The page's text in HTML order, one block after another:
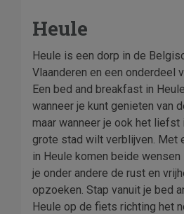
Heule
Heule is een dorp in de
Vlaanderen en een onderdeel
Een bed and breakfast in
wanneer je kunt genieten van
maar wanneer je ook het liefst
grote stad wilt verblijven. Met
in Heule komen beide wensen
je onder andere de rust en
opzoeken. Stap vanuit je bed
Heule op de fiets richting het